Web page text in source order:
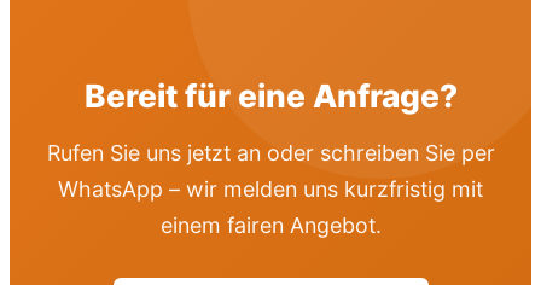
Bereit für eine Anfrage?
Rufen Sie uns jetzt an oder schreiben Sie per
WhatsApp – wir melden uns kurzfristig mit
einem fairen Angebot.